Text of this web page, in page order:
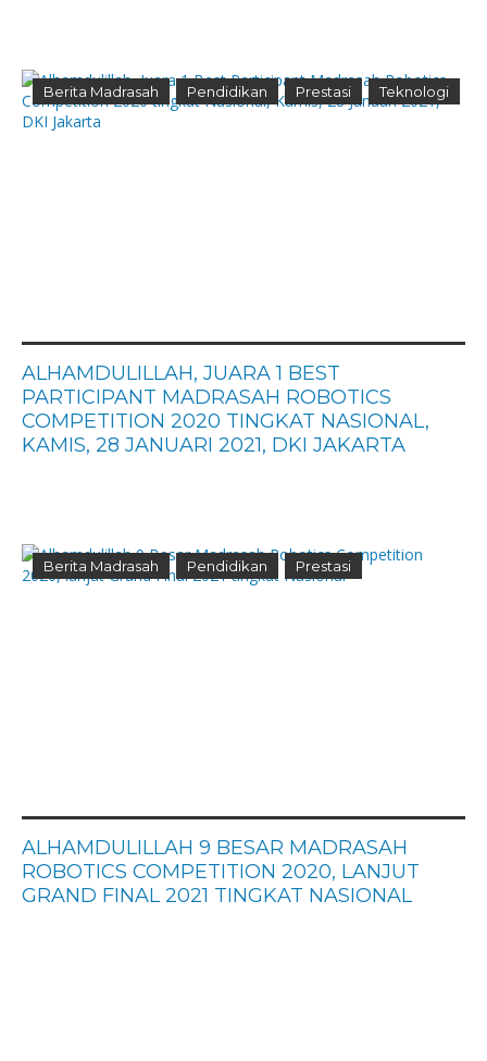
Berita Madrasah Pendidikan Prestasi Teknologi
ALHAMDULILLAH, JUARA 1 BEST
PARTICIPANT MADRASAH ROBOTICS
COMPETITION 2020 TINGKAT NASIONAL,
KAMIS, 28 JANUARI 2021, DKI JAKARTA
Berita Madrasah Pendidikan Prestasi
ALHAMDULILLAH 9 BESAR MADRASAH
ROBOTICS COMPETITION 2020, LANJUT
GRAND FINAL 2021 TINGKAT NASIONAL